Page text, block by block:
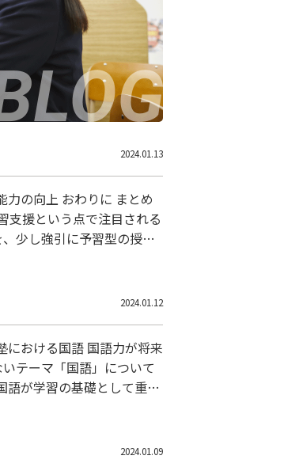
2024.01.13
支援という点で注目される
少し強引に予習型の授業
2024.01.12
語が学習の基礎として重要
2024.01.09